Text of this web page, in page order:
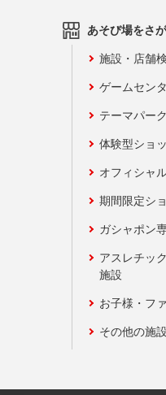
あそび場をさ
施設・店舗
ゲームセン
テーマパー
体験型ショ
オフィシャ
期間限定シ
ガシャポン
アスレチッ
施設
お子様・フ
その他の施